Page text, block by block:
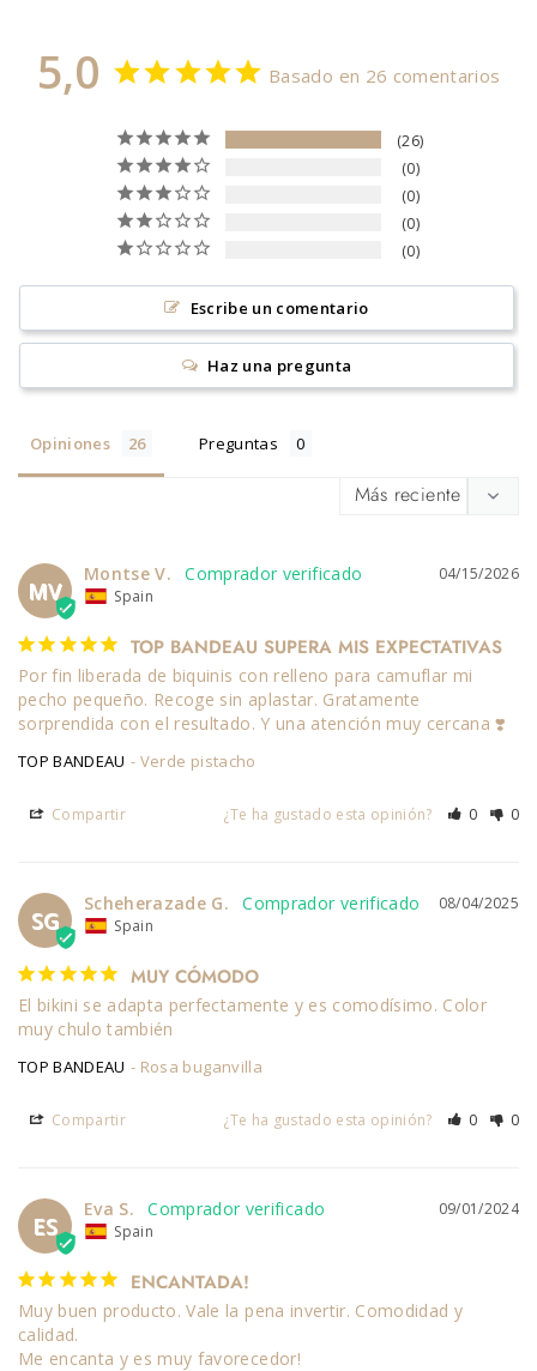
5,0 Basado en 26 comentarios
26
0
0
0
0
Escribe un comentario
Haz una pregunta
Opiniones Preguntas
MV
04/15/2026
Montse V.
Spain
TOP BANDEAU SUPERA MIS EXPECTATIVAS
Por fin liberada de biquinis con relleno para camuflar mi
pecho pequeño. Recoge sin aplastar. Gratamente
sorprendida con el resultado. Y una atención muy cercana ❣️
TOP BANDEAU Verde pistacho
Compartir ¿Te ha gustado esta opinión? 0 0
SG
08/04/2025
Scheherazade G.
Spain
MUY CÓMODO
El bikini se adapta perfectamente y es comodísimo. Color
muy chulo también
TOP BANDEAU Rosa buganvilla
Compartir ¿Te ha gustado esta opinión? 0 0
ES
09/01/2024
Eva S.
Spain
ENCANTADA!
Muy buen producto. Vale la pena invertir. Comodidad y
calidad.
Me encanta y es muy favorecedor!